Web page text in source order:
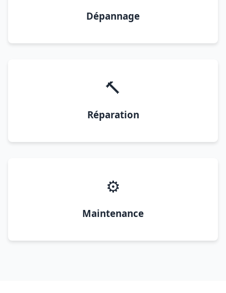
Dépannage
🔨
Réparation
⚙️
Maintenance